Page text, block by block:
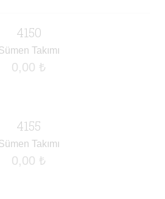
4150
Takımı
0,00 ₺
4155
Takımı
0,00 ₺